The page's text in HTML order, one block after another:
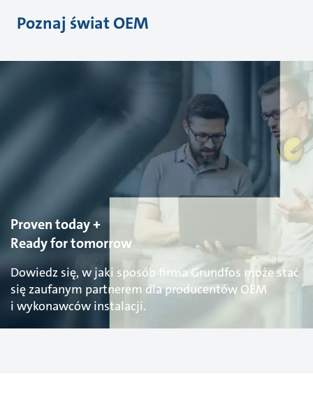
Poznaj świat OEM
Proven today +
Ready for tomorrow
Dowiedz się, w jaki sposób firma Grundfos może stać
się zaufanym partnerem dla producentów OEM
i wykonawców instalacji.